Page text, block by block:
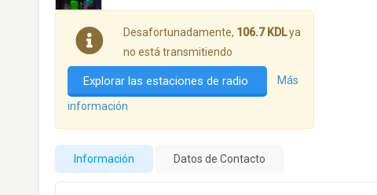
Desafortunadamente, 106.7 KDLya
no está transmitiendo
Explorar las estaciones de radio Más
información
Información Datos de Contacto